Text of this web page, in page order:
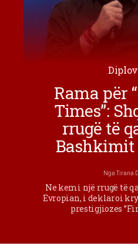
Rama për
Times”:
rrugë të
NgaTirana
Ne kemi një rrugë të
Evropian, i deklaroi
prestigjiozes